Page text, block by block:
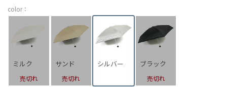
color：
ミルク
売切れ
サンド
売切れ
シルバー ブラック
売切れ